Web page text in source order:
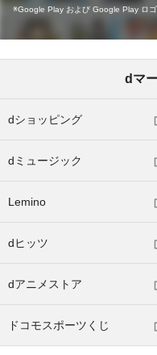
Google Play および Google Play ロ
dマ
dショッピング
dミュージック
Lemino
dヒッツ
dアニメストア
ドコモスポーツくじ